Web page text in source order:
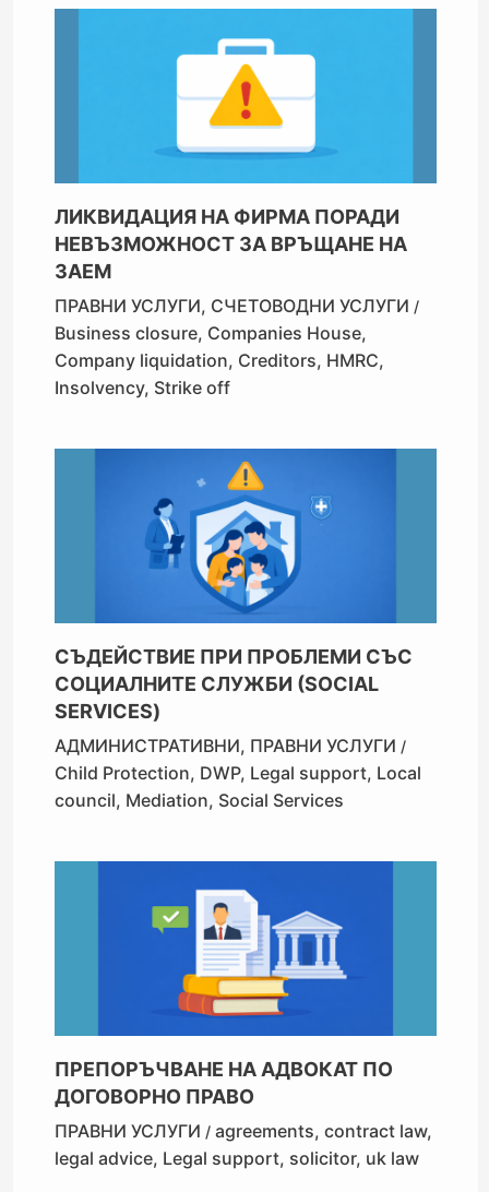
ЛИКВИДАЦИЯ НА ФИРМА ПОРАДИ
НЕВЪЗМОЖНОСТ ЗА ВРЪЩАНЕ НА
ЗАЕМ
ПРАВНИ УСЛУГИ, СЧЕТОВОДНИ УСЛУГИ /
Business closure, Companies House,
Company liquidation, Creditors, HMRC,
Insolvency, Strike off
СЪДЕЙСТВИЕ ПРИ ПРОБЛЕМИ СЪС
СОЦИАЛНИТЕ СЛУЖБИ (SOCIAL
SERVICES)
АДМИНИСТРАТИВНИ, ПРАВНИ УСЛУГИ /
Child Protection, DWP, Legal support, Local
council, Mediation, Social Services
ПРЕПОРЪЧВАНЕ НА АДВОКАТ ПО
ДОГОВОРНО ПРАВО
ПРАВНИ УСЛУГИ /agreements,contract law,
legal advice, Legal support, solicitor, uk law